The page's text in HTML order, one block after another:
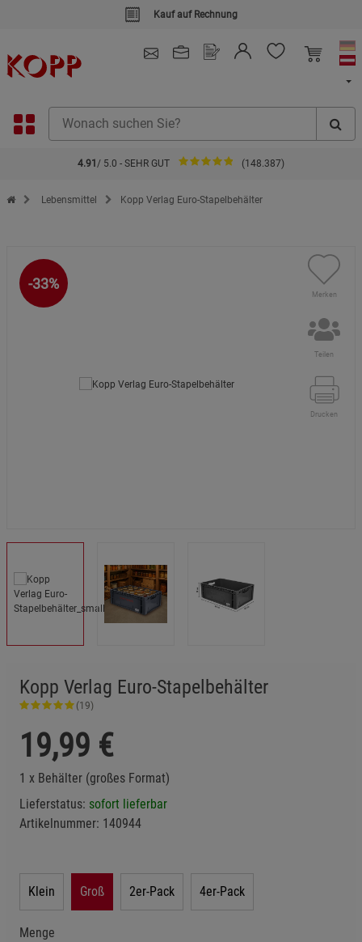
Kauf auf Rechnung
4.91 / 5.0 - SEHR GUT (148.387)
Zur Startseite des Kopp Verlag Online-Shop
Lebensmittel Kopp Verlag Euro-Stapelbehälter
-33%
Merken
Teilen
Drucken
Kopp Verlag Euro-Stapelbehälter
(19)
19,99 €
1 x Behälter (großes Format)
Lieferstatus: sofort lieferbar
Artikelnummer: 140944
Klein Groß 2er-Pack 4er-Pack
Menge